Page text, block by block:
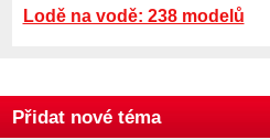
Lodě na vodě: 238 modelů
Přidat nové téma